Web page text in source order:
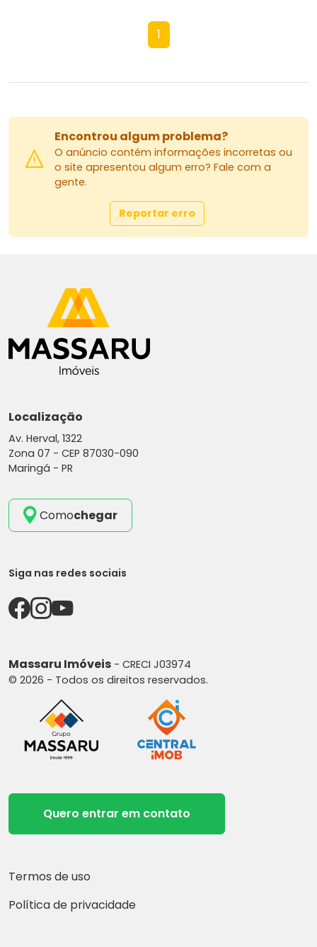
1
Encontrou algum problema?
O anúncio contém informações incorretas ou
o site apresentou algum erro? Fale com a
gente.
Reportar erro
Localização
Av. Herval, 1322
Zona 07 - CEP 87030-090
Maringá - PR
Comochegar
Siga nas redes sociais
Massaru Imóveis - CRECI J03974
© 2026 - Todos os direitos reservados.
Quero entrar em contato
Termos de uso
Política de privacidade